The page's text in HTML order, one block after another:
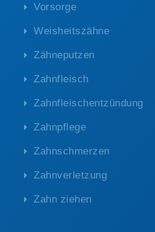
Vorsorge
Weisheitszähne
Zähneputzen
Zahnfleisch
Zahnfleischentzündung
Zahnpflege
Zahnschmerzen
Zahnverletzung
Zahn ziehen